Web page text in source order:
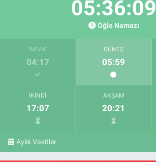
05:36:08
Öğle Namazı
İMSAK
04:17
GÜNEŞ
05:59
İKINDI
17:07
AKŞAM
20:21
Aylık Vakitler